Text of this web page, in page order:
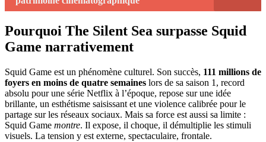
Pourquoi The Silent Sea surpasse Squid
Game narrativement
Squid Game est un phénomène culturel. Son succès, 111 millions de
foyers en moins de quatre semaines lors de sa saison 1, record
absolu pour une série Netflix à l’époque, repose sur une idée
brillante, un esthétisme saisissant et une violence calibrée pour le
partage sur les réseaux sociaux. Mais sa force est aussi sa limite :
Squid Game montre. Il expose, il choque, il démultiplie les stimuli
visuels. La tension y est externe, spectaculaire, frontale.